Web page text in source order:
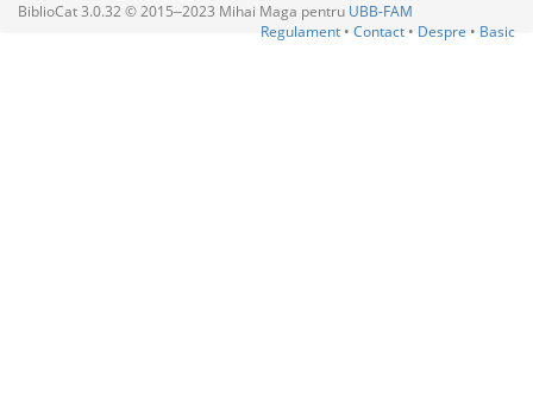
BiblioCat 3.0.32 © 2015‒2023 Mihai Maga pentru UBB-FAM
Regulament • Contact • Despre • Basic